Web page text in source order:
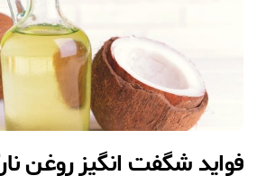
فواید شگفت انگیز روغن